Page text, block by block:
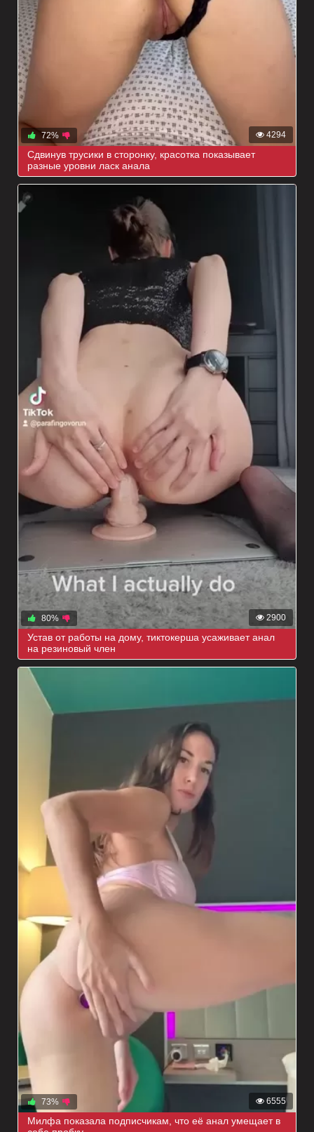
4294
72%
Сдвинув трусики в сторонку, красотка показывает
разные уровни ласк анала
2900
80%
Устав от работы на дому, тиктокерша усаживает анал
на резиновый член
6555
73%
Милфа показала подписчикам, что её анал умещает в